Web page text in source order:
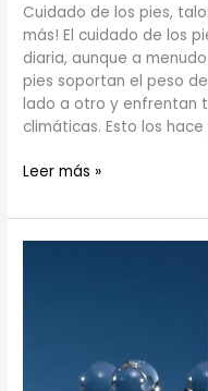
Cuidado de los pies,
más! El cuidado de los
diaria, aunque a
pies soportan el peso
lado a otro y enfrentan
climáticas. Esto los
Leer más »